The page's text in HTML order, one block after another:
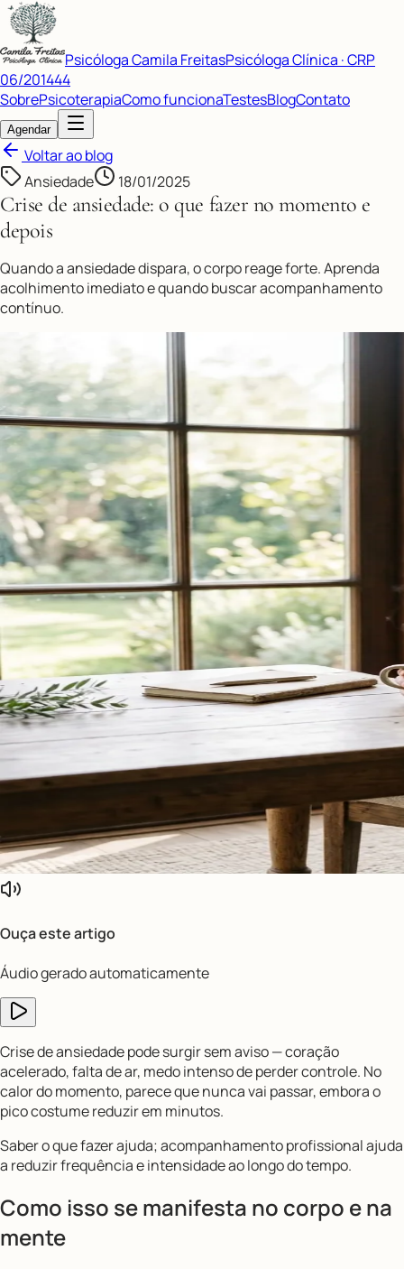
Psicóloga Camila FreitasPsicóloga Clínica · CRP
06/201444
SobrePsicoterapiaComo funcionaTestesBlogContato
Agendar
Voltar ao blog
Ansiedade
18/01/2025
Crise de ansiedade: o que fazer no momento e
depois
Quando a ansiedade dispara, o corpo reage forte. Aprenda
acolhimento imediato e quando buscar acompanhamento
contínuo.
Ouça este artigo
Áudio gerado automaticamente
Crise de ansiedade pode surgir sem aviso — coração
acelerado, falta de ar, medo intenso de perder controle. No
calor do momento, parece que nunca vai passar, embora o
pico costume reduzir em minutos.
Saber o que fazer ajuda; acompanhamento profissional ajuda
a reduzir frequência e intensidade ao longo do tempo.
Como isso se manifesta no corpo e na
mente